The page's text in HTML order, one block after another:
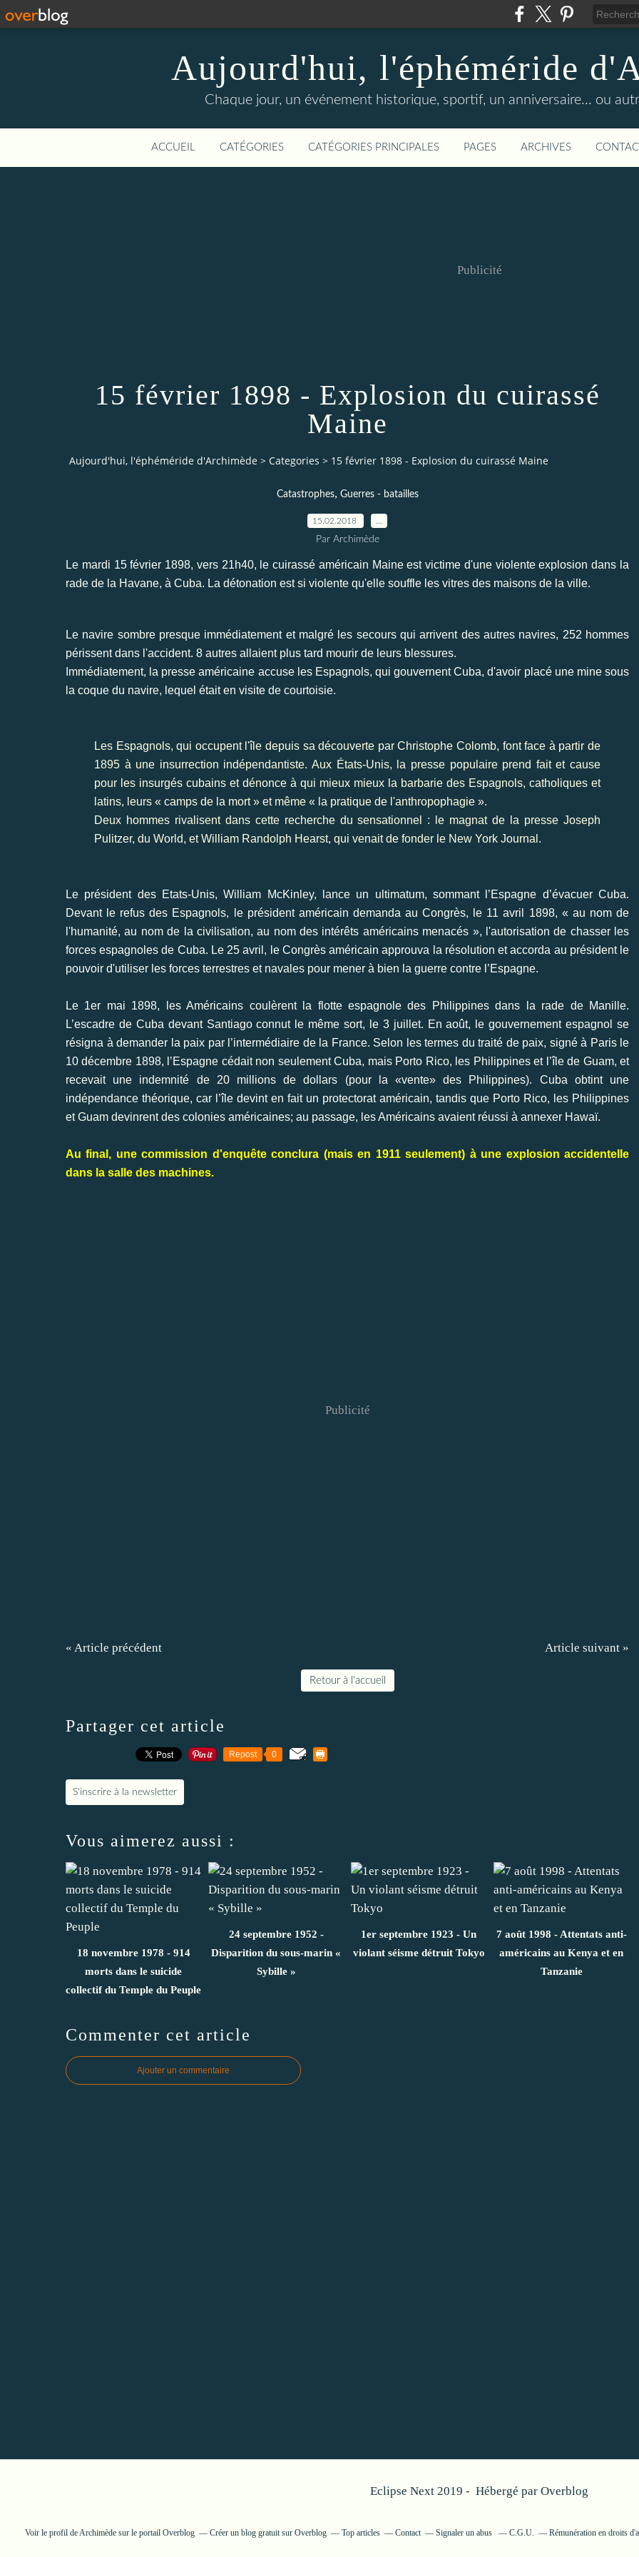
Aujourd'hui, l'éphéméride
Chaque jour, un événement historique, sportif, un anniversaire... ou
ACCUEIL CATÉGORIES CATÉGORIES PRINCIPALES PAGES ARCHIVES
Publicité
15 février 1898 - Explosion du cuirassé
Maine
Aujourd'hui, l'éphéméride d'Archimède > Categories > 15 février 1898 - Explosion du cuirassé Maine
Catastrophes, Guerres - batailles
15.02.2018
Par Archimède
Le mardi 15 février 1898, vers 21h40, le cuirassé américain Maine est victime d'une violente explosion dans la
rade de la Havane, à Cuba. La détonation est si violente qu'elle souffle les vitres des maisons de la ville.
Le navire sombre presque immédiatement et malgré les secours qui arrivent des autres navires, 252 hommes
périssent dans l'accident. 8 autres allaient plus tard mourir de leurs blessures.
Immédiatement, la presse américaine accuse les Espagnols, qui gouvernent Cuba, d'avoir placé une mine sous
la coque du navire, lequel était en visite de courtoisie.
Les Espagnols, qui occupent l'île depuis sa découverte par Christophe Colomb, font face à partir de
1895 à une insurrection indépendantiste. Aux États-Unis, la presse populaire prend fait et cause
pour les insurgés cubains et dénonce à qui mieux mieux la barbarie des Espagnols, catholiques et
latins, leurs « camps de la mort » et même « la pratique de l'anthropophagie ».
Deux hommes rivalisent dans cette recherche du sensationnel : le magnat de la presse Joseph
Pulitzer, du World, et William Randolph Hearst, qui venait de fonder le New York Journal.
Le président des Etats-Unis, William McKinley, lance un ultimatum, sommant l’Espagne d’évacuer Cuba.
Devant le refus des Espagnols, le président américain demanda au Congrès, le 11 avril 1898, « au nom de
l'humanité, au nom de la civilisation, au nom des intérêts américains menacés », l'autorisation de chasser les
forces espagnoles de Cuba. Le 25 avril, le Congrès américain approuva la résolution et accorda au président le
pouvoir d'utiliser les forces terrestres et navales pour mener à bien la guerre contre l’Espagne.
Le 1er mai 1898, les Américains coulèrent la flotte espagnole des Philippines dans la rade de Manille.
L’escadre de Cuba devant Santiago connut le même sort, le 3 juillet. En août, le gouvernement espagnol se
résigna à demander la paix par l’intermédiaire de la France. Selon les termes du traité de paix, signé à Paris le
10 décembre 1898, l’Espagne cédait non seulement Cuba, mais Porto Rico, les Philippines et l’île de Guam, et
recevait une indemnité de 20 millions de dollars (pour la «vente» des Philippines). Cuba obtint une
indépendance théorique, car l’île devint en fait un protectorat américain, tandis que Porto Rico, les Philippines
et Guam devinrent des colonies américaines; au passage, les Américains avaient réussi à annexer Hawaï.
Au final, une commission d'enquête conclura (mais en 1911 seulement) à une explosion accidentelle
dans la salle des machines.
Publicité
« Article précédent Article suivant »
Retour à l'accueil
Partager cet article
Repost 0
S'inscrire à la newsletter
Vous aimerez aussi :
18 novembre 1978 - 914
morts dans le suicide
collectif du Temple du Peuple
24 septembre 1952 -
Disparition du sous-marin «
Sybille »
1er septembre 1923 - Un
violant séisme détruit Tokyo
7 août 1998 - Attentats anti-
américains au Kenya et en
Tanzanie
Commenter cet article
Ajouter un commentaire
Eclipse Next 2019 - Hébergé par Overblog
Voir le profil deArchimède sur le portail Overblog Créer un blog gratuit sur Overblog Top articles Contact Signaler un abus C.G.U. Rémunération en droits